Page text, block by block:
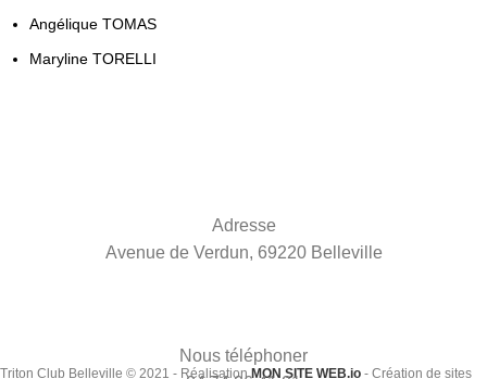
Angélique TOMAS
Maryline TORELLI
Adresse
Avenue de Verdun, 69220 Belleville
Nous téléphoner
Triton Club Belleville © 2021 - RéalisationMON SITE WEB.io - Création de sites